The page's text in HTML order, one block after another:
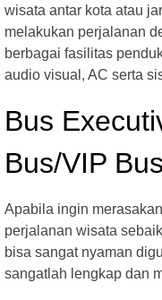
wisata antar kota atau
melakukan perjalanan
berbagai fasilitas
audio visual, AC serta
Bus
Bus/VIP
Apabila ingin
perjalanan wisata
bisa sangat nyaman
sangatlah lengkap dan